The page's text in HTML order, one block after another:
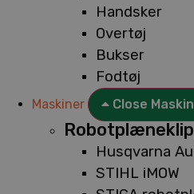
Handsker
Overtøj
Bukser
Fodtøj
Maskiner Close
Husqvarna
STIHL iMOW